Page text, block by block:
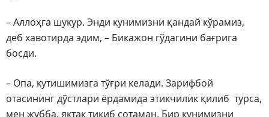
– Аллоҳга шукур. Энди кунимизни қандай кўрамиз,
деб хавотирда эдим, – Бикажон гўдагини бағрига
босди.
– Опа, кутишимизга тўғри келади. Зарифбой
отасининг дўстлари ёрдамида этикчилик қилиб турса,
мен жубба, яктак тикиб сотаман. Бир кунимизни